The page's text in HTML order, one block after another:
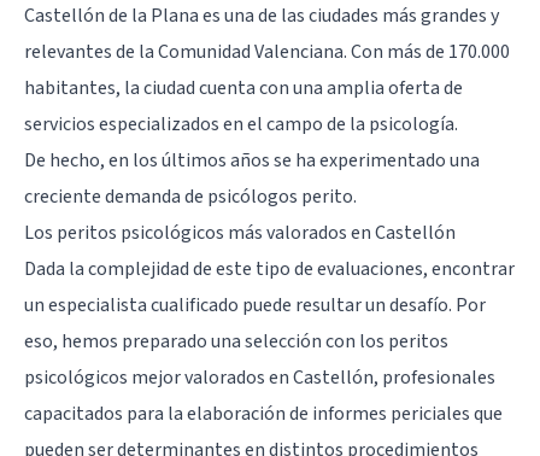
Castellón de la Planaes una de las ciudades más grandes y
relevantes de la Comunidad Valenciana. Con más de 170.000
habitantes, la ciudad cuenta con una amplia oferta de
servicios especializados en el campo de la psicología.
De hecho, en los últimos años se ha experimentado una
creciente demanda de psicólogos perito.
Los peritos psicológicos más valorados en Castellón
Dada la complejidad de este tipo de evaluaciones, encontrar
un especialista cualificado puede resultar un desafío. Por
eso, hemos preparado una selección con los peritos
psicológicos mejor valorados en Castellón, profesionales
capacitados para la elaboración de informes periciales que
pueden ser determinantes en distintos procedimientos